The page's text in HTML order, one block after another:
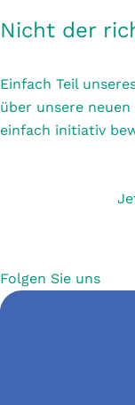
Nicht der
Einfach Teil
über unsere
einfach initiativ
Folgen Sie uns